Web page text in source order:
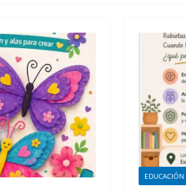
EDUCACIÓN